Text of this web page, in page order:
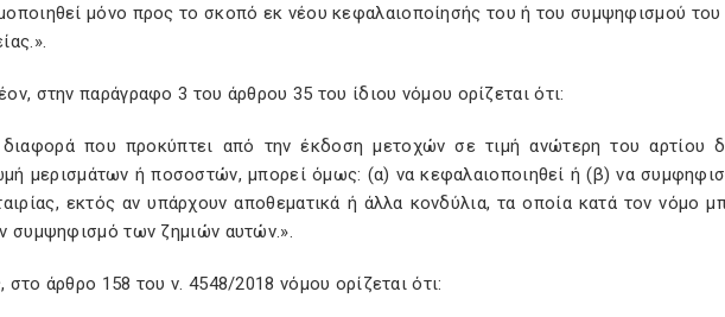
μόνο προς το σκοπό εκ νέου κεφαλαιοποίησής του ή του συμψηφισμού
στην παράγραφο 3 του άρθρου 35 του ίδιου νόμου ορίζεται ότι:
που προκύπτει από την έκδοση μετοχών σε τιμή ανώτερη του αρτίου
μερισμάτων ή ποσοστών, μπορεί όμως: (α) να κεφαλαιοποιηθεί ή (β) να
εκτός αν υπάρχουν αποθεματικά ή άλλα κονδύλια, τα οποία κατά τον νόμο
συμψηφισμό των ζημιών αυτών.».
στο άρθρο 158 του ν. 4548/2018 νόμου ορίζεται ότι: